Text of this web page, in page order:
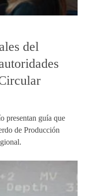
del
presentan guía que
de Producción